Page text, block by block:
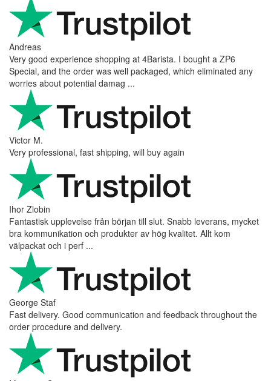
Andreas
Very good experience shopping at 4Barista. I bought a ZP6
Special, and the order was well packaged, which eliminated any
worries about potential damag ...
Victor M.
Very professional, fast shipping, will buy again
Ihor Zlobin
Fantastisk upplevelse från början till slut. Snabb leverans, mycket
bra kommunikation och produkter av hög kvalitet. Allt kom
välpackat och i perf ...
George Staf
Fast delivery. Good communication and feedback throughout the
order procedure and delivery.